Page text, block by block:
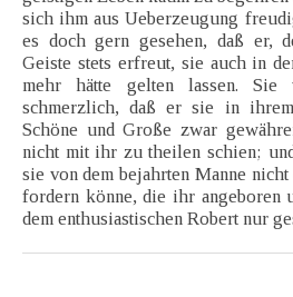
sich ihm aus Ueberzeugung
es doch gern gesehen, daß er,
Geiste stets erfreut, sie auch in
mehr hätte gelten lassen.
schmerzlich, daß er sie in
Schöne und Große zwar
nicht mit ihr zu theilen schien;
sie von dem bejahrten Manne
fordern könne, die ihr angeboren
dem enthusiastischen Robert nur